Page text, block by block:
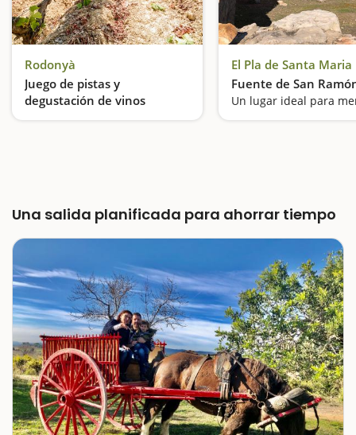
Rodonyà
Juego de pistas y
degustación de vinos
Enoturismo para toda la familia
El Pla de Santa Maria
Fuente de San
Un lugar ideal para
Una salida planificada para ahorrar tiempo